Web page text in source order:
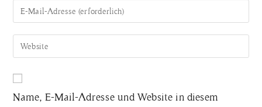
Name, E-Mail-Adresse und Website in diesem